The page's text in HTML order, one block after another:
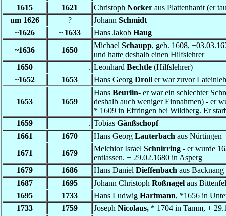
1615
1621 Christoph Nocker aus Plattenhardt (er
um 1626
? Johann Schmidt
~1626
~1633 Hans Jakob Haug
~1636
1650
Michael Schaupp, geb. 1608,
und hatte deshalb einen Hilfslehrer
1650
. Leonhard Bechtle (Hilfslehrer)
~1652
1653 Hans Georg Droll er war zuvor
1653 1659
Hans Beurlin- er war ein schlechter
deshalb auch weniger Einnahmen) - er
* 1609 in Effringen bei Wildberg. Er
1659
. Tobias Gänßschopf
1661
1670 Hans Georg Lauterbach aus Nürtingen
1671
1679
Melchior Israel Schnirring - er wurde
entlassen. + 29.02.1680 in Asperg
1679
1686 Hans Daniel Dieffenbach aus Backnang
1687
1695 Johann Christoph Roßnagel aus
1695
1733 Hans Ludwig Hartmann, *1656 in
1733
1759 Joseph Nicolaus, * 1704 in Tamm, +